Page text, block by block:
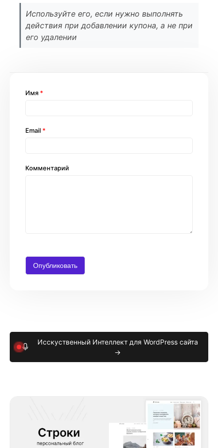
Используйте его, если нужно выполнять
действия при добавлении купона, а не при
его удалении
Комментарий
Имя *
Email *
Исскуственный Интеллект для WordPress сайта
→